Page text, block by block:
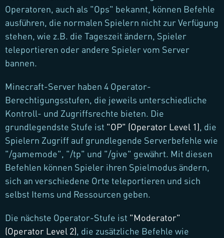
Operatoren, auch als "Ops" bekannt, können Befehle
ausführen, die normalen Spielern nicht zur Verfügung
stehen, wie z.B. die Tageszeit ändern, Spieler
teleportieren oder andere Spieler vom Server
bannen.
Minecraft-Server haben 4 Operator-
Berechtigungsstufen, die jeweils unterschiedliche
Kontroll- und Zugriffsrechte bieten. Die
grundlegendste Stufe ist "OP" (Operator Level 1), die
Spielern Zugriff auf grundlegende Serverbefehle wie
"/gamemode", "/tp" und "/give" gewährt. Mit diesen
Befehlen können Spieler ihren Spielmodus ändern,
sich an verschiedene Orte teleportieren und sich
selbst Items und Ressourcen geben.
Die nächste Operator-Stufe ist "Moderator"
(Operator Level 2), die zusätzliche Befehle wie